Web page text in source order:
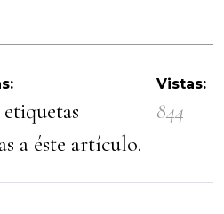
a éste artículo.
Vistas:
844